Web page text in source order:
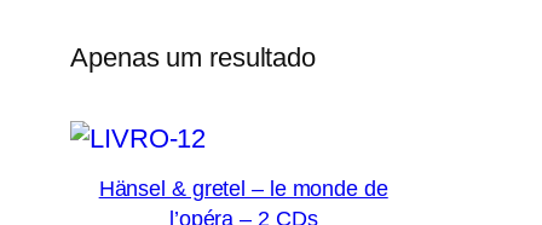
Apenas um resultado
Hänsel & gretel – le monde de
l’opéra – 2 CDs